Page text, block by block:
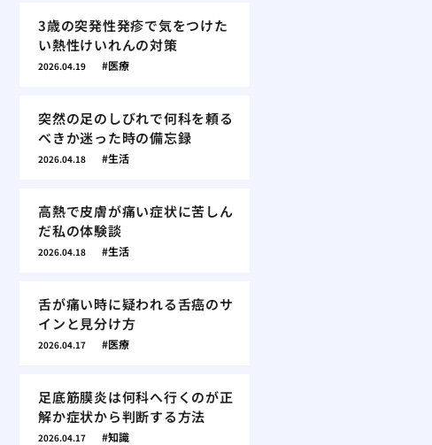
3歳の突発性発疹で気をつけた
い熱性けいれんの対策
2026.04.19 医療
突然の足のしびれで何科を頼る
べきか迷った時の備忘録
2026.04.18 生活
高熱で皮膚が痛い症状に苦しん
だ私の体験談
2026.04.18 生活
舌が痛い時に疑われる舌癌のサ
インと見分け方
2026.04.17 医療
足底筋膜炎は何科へ行くのが正
解か症状から判断する方法
2026.04.17 知識